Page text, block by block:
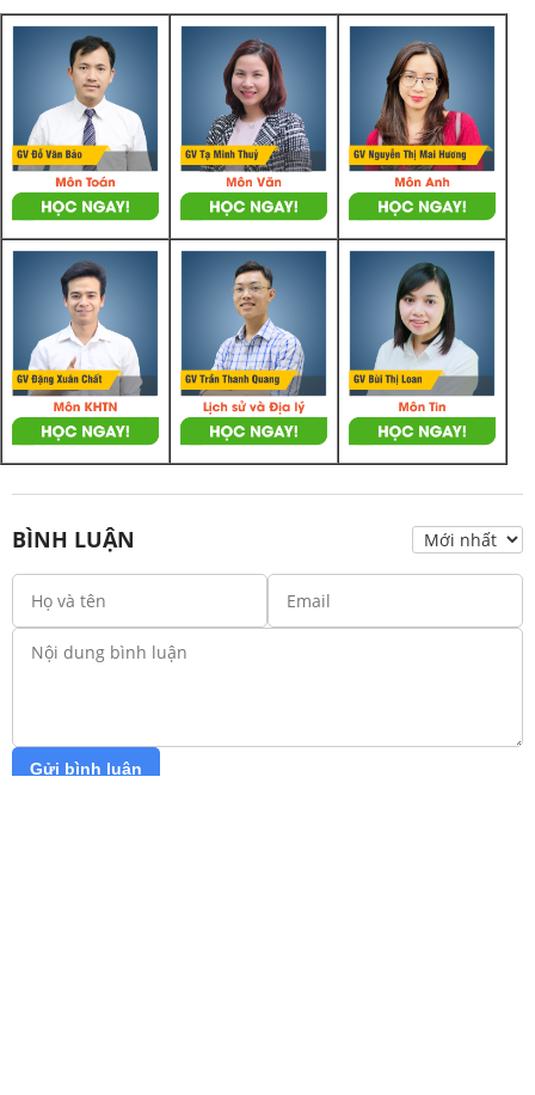
BÌNH LUẬN
Gửi bình luận